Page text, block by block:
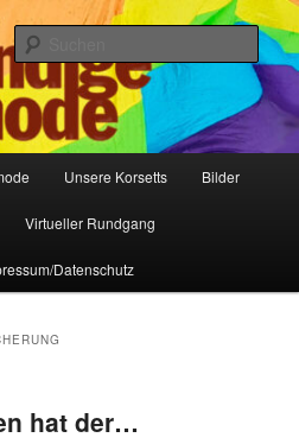
Frankfurt
Mode, Club- und Dark-Wear seit 2004
Unsere Korsetts Bilder
Virtueller Rundgang
Datenschutz
hat der…